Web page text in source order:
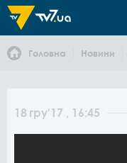
Головна Новини
18 гру'17 , 16:45